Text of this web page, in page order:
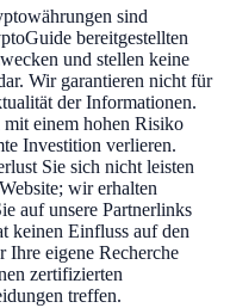
sind
bereitgestellten
und stellen keine
Wir garantieren nicht für
der Informationen.
einem hohen Risiko
Investition verlieren.
Sie sich nicht leisten
wir erhalten
auf unsere Partnerlinks
keinen Einfluss auf den
Ihre eigene Recherche
zertifizierten
treffen.